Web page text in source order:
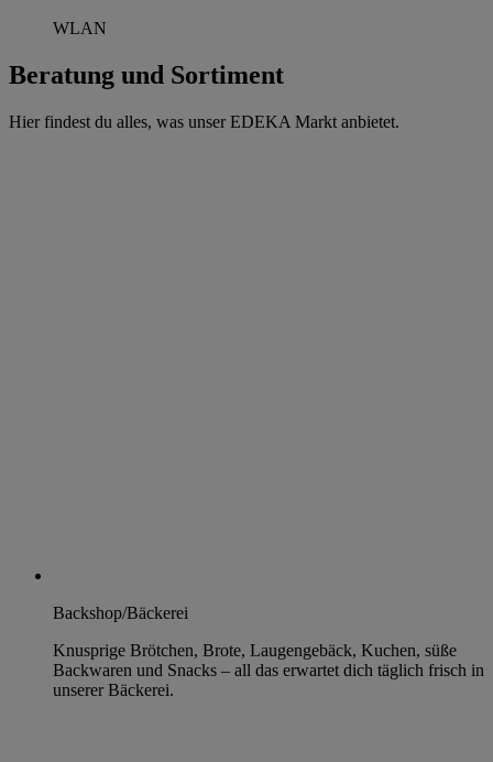
WLAN
Beratung und Sortiment
Hier findest du alles, was unser EDEKA Markt anbietet.
Backshop/Bäckerei
Knusprige Brötchen, Brote, Laugengebäck, Kuchen, süße
Backwaren und Snacks – all das erwartet dich täglich frisch in
unserer Bäckerei.